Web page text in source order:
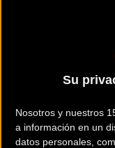
Su
Nosotros y nuestros
a información en un
datos personales,
44 kilómetros y 925
Pep Tatché
hora elite que